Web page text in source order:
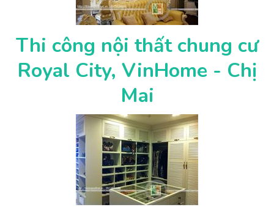
Thi công nội thất chung cư
Royal City, VinHome - Chị
Mai